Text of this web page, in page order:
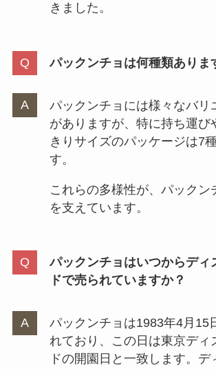
きました。
パックンチョは何種類ありま
パックンチョには様々なバリ
がありますが、特に持ち運び
きりサイズのパッケージは7
す。
これらの多様性が、パックン
を支えています。
パックンチョはいつからディ
ドで売られていますか？
パックンチョは1983年4月15
れており、この日は東京ディ
ドの開園日と一致します。デ